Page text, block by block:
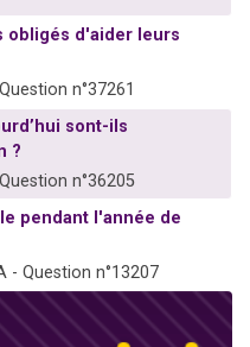
obligés d'aider leurs
n°37261
sont-ils
?
n°36205
pendant l'année de
- Question n°13207